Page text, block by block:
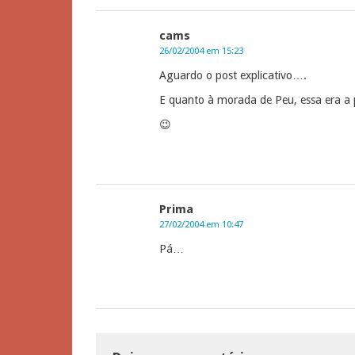
cams
26/02/2004 em 15:23
Aguardo o post explicativo….
E quanto à morada de Peu, essa era a
😉
Prima
27/02/2004 em 10:47
Pá…